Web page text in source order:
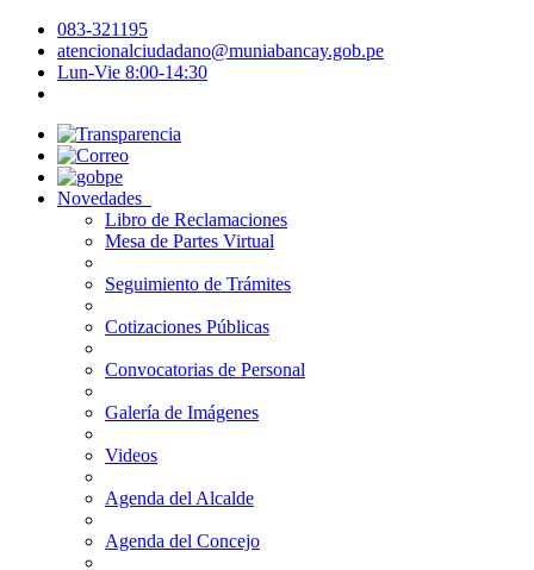
083-321195
atencionalciudadano@muniabancay.gob.pe
Lun-Vie 8:00-14:30
Novedades
Libro de Reclamaciones
Mesa de Partes Virtual
Seguimiento de Trámites
Cotizaciones Públicas
Convocatorias de Personal
Galería de Imágenes
Videos
Agenda del Alcalde
Agenda del Concejo